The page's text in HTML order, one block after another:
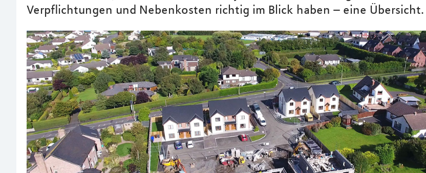
Verpflichtungen und Nebenkosten richtig im Blick haben – eine Übersicht.